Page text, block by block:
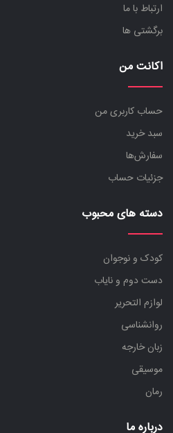
ارتباط با ما
برگشتی ها
اکانت من
حساب کاربری من
سبد خرید
سفارش‌ها
جزئیات حساب
دسته های محبوب
کودک و نوجوان
دست دوم و نایاب
لوازم التحریر
روانشناسی
زبان خارجه
موسیقی
رمان
درباره ما